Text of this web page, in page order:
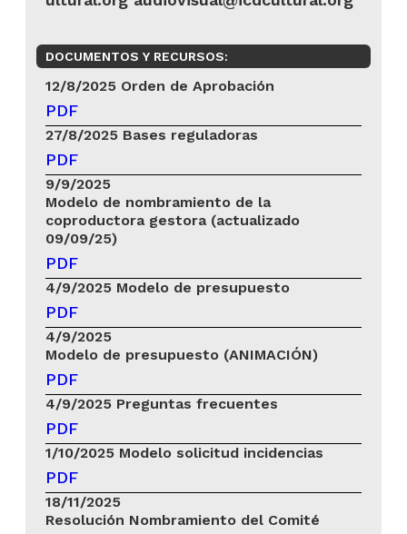
DOCUMENTOS Y RECURSOS:
12/8/2025 Orden de Aprobación
PDF
27/8/2025 Bases reguladoras
PDF
9/9/2025
Modelo de nombramiento de la
coproductora gestora (actualizado
09/09/25)
PDF
4/9/2025 Modelo de presupuesto
PDF
4/9/2025
Modelo de presupuesto (ANIMACIÓN)
PDF
4/9/2025 Preguntas frecuentes
PDF
1/10/2025 Modelo solicitud incidencias
PDF
18/11/2025
Resolución Nombramiento del Comité